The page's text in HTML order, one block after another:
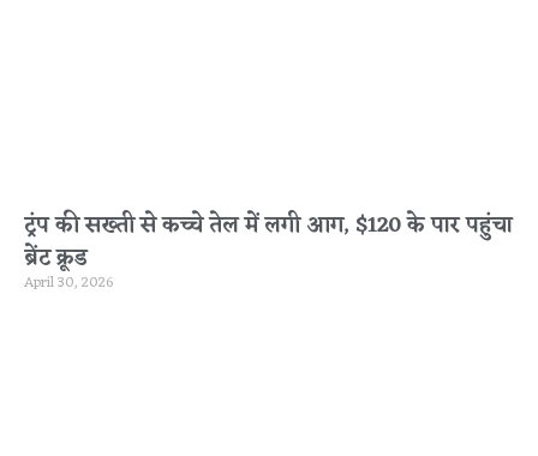
ट्रंप की सख्ती से कच्चे तेल में लगी आग, $120 के पार पहुंचा
ब्रेंट क्रूड
April 30, 2026